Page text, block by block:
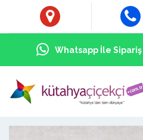
Whatsapp İle Sipariş